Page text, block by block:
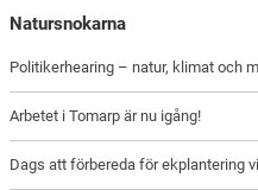
Natursnokarna
Politikerhearing – natur, klimat och
Arbetet i Tomarp är nu igång!
Dags att förbereda för ekplantering